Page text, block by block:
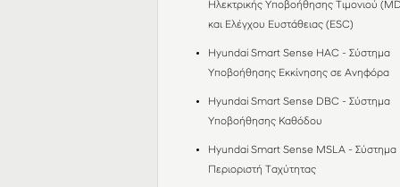
Ηλεκτρικής Υποβοήθησης Τιμονιού
και Ελέγχου Ευστάθειας (ESC)
Hyundai Smart Sense HAC - Σύστημα
Υποβοήθησης Εκκίνησης σε Ανηφόρα
Hyundai Smart Sense DBC - Σύστημα
Υποβοήθησης Καθόδου
Hyundai Smart Sense MSLA - Σύστημα
Περιοριστή Ταχύτητας